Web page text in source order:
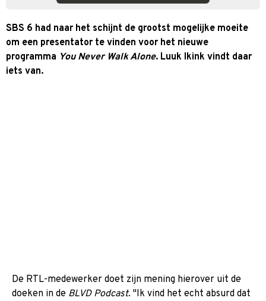
SBS 6 had naar het schijnt de grootst mogelijke moeite
om een presentator te vinden voor het nieuwe
programma You Never Walk Alone. Luuk Ikink vindt daar
iets van.
De RTL-medewerker doet zijn mening hierover uit de
doeken in de BLVD Podcast. "Ik vind het echt absurd dat